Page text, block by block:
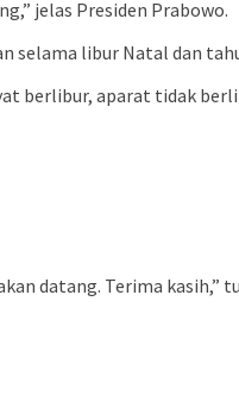
jelas Presiden Prabowo.
selama libur Natal dan
berlibur, aparat tidak
datang. Terima kasih,”